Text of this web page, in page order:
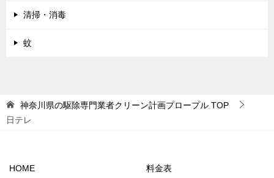
清掃・消毒
蚊
神奈川県の駆除専門業者クリーン計画プロープル TOP
日テレ
HOME 料金表